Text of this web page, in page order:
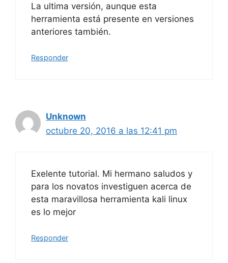
La ultima versión, aunque esta
herramienta está presente en versiones
anteriores también.
Responder
Unknown
octubre 20, 2016 a las 12:41 pm
Exelente tutorial. Mi hermano saludos y
para los novatos investiguen acerca de
esta maravillosa herramienta kali linux
es lo mejor
Responder